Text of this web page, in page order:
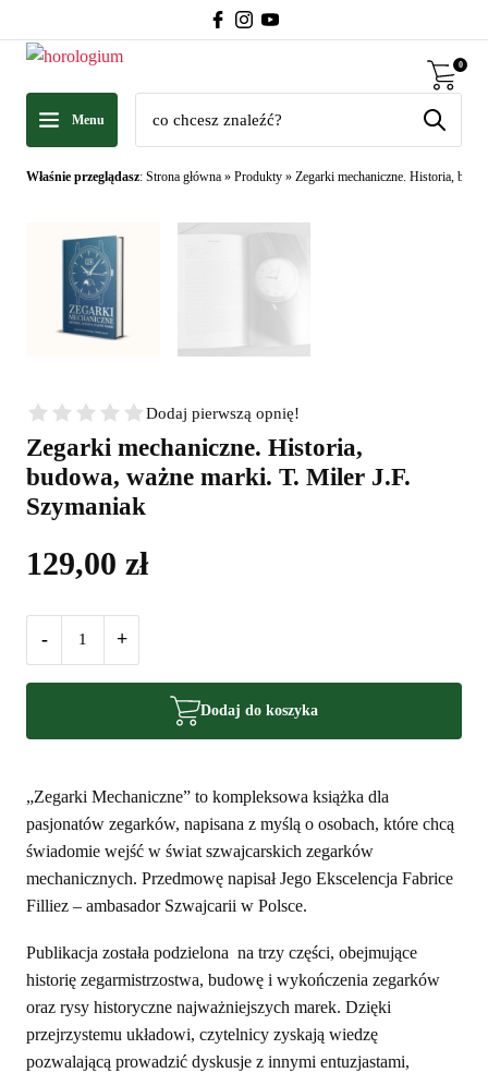
Menu
0
Właśnie przeglądasz: Strona główna » Produkty » Zegarki mechaniczne. Historia,
Dodaj pierwszą opnię!
Zegarki mechaniczne. Historia,
budowa, ważne marki. T. Miler J.F.
Szymaniak
129,00 zł
- +
Dodaj do koszyka
„Zegarki Mechaniczne” to kompleksowa książka dla
pasjonatów zegarków, napisana z myślą o osobach, które chcą
świadomie wejść w świat szwajcarskich zegarków
mechanicznych. Przedmowę napisał Jego Ekscelencja Fabrice
Filliez – ambasador Szwajcarii w Polsce.
Publikacja została podzielona na trzy części, obejmujące
historię zegarmistrzostwa, budowę i wykończenia zegarków
oraz rysy historyczne najważniejszych marek. Dzięki
przejrzystemu układowi, czytelnicy zyskają wiedzę
pozwalającą prowadzić dyskusje z innymi entuzjastami,